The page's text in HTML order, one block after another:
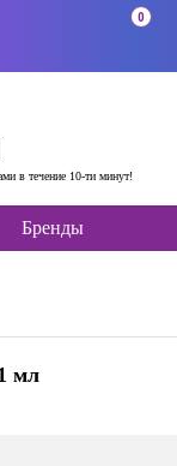
в течение 10-ти минут!
0
Бренды
мл